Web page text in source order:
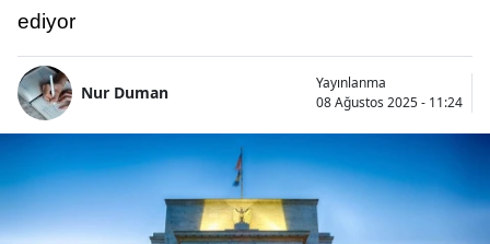
ediyor
Nur Duman
Yayınlanma
08 Ağustos 2025 - 11:24